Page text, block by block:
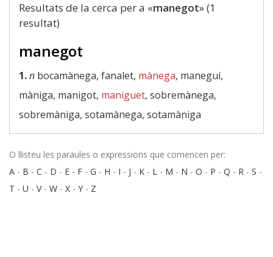
Resultats de la cerca per a «manegot» (1
resultat)
manegot
1.n bocamànega, fanalet, mànega, maneguí,
màniga, manigot, maniguet, sobremànega,
sobremàniga, sotamànega, sotamàniga
O llisteu les paraules o expressions que comencen per:
A - B - C - D - E - F - G - H - I - J - K - L - M - N - O - P - Q - R - S -
T - U - V- W - X - Y - Z